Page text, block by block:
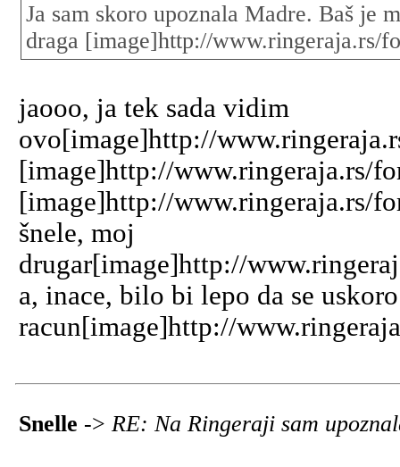
Ja sam skoro upoznala Madre. Baš je
draga [image]http://www.ringeraja.rs/
jaooo, ja tek sada vidim
ovo[image]http://
[image]http://www.ringeraja.rs/
[image]http://www.ringeraja.rs/
šnele, moj
drugar[image]http://
a, inace, bilo bi lepo da se
racun[image]http://
Snelle -> RE: Na Ringeraji sam